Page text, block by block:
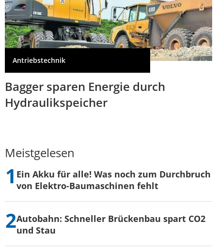
Antriebstechnik
Bagger sparen Energie durch
Hydraulikspeicher
Meistgelesen
Ein Akku für alle! Was noch zum Durchbruch
von Elektro-Baumaschinen fehlt
Autobahn: Schneller Brückenbau spart CO2
und Stau